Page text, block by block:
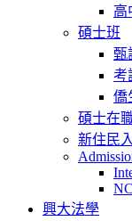
高
碩士班
甄
考
僑
碩士在
新住民
興大法學